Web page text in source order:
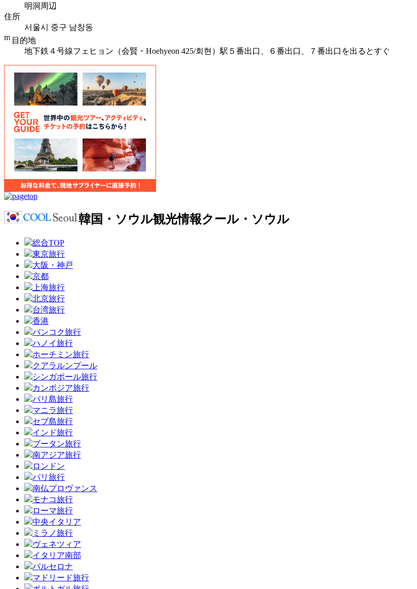
明洞周辺
住所
서울시 중구 남창동
目的地
地下鉄４号線フェヒョン（会賢・Hoehyeon 425/회현）駅５番出口、６番出口、７番出口を出るとすぐ
韓国・ソウル観光情報クール・ソウル
総合TOP
東京旅行
大阪・神戸
京都
上海旅行
北京旅行
台湾旅行
香港
バンコク旅行
ハノイ旅行
ホーチミン旅行
クアラルンプール
シンガポール旅行
カンボジア旅行
バリ島旅行
マニラ旅行
セブ島旅行
インド旅行
ブータン旅行
南アジア旅行
ロンドン
パリ旅行
南仏プロヴァンス
モナコ旅行
ローマ旅行
中央イタリア
ミラノ旅行
ヴェネツィア
イタリア南部
バルセロナ
マドリード旅行